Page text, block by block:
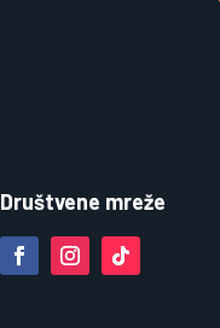
Društvene mreže